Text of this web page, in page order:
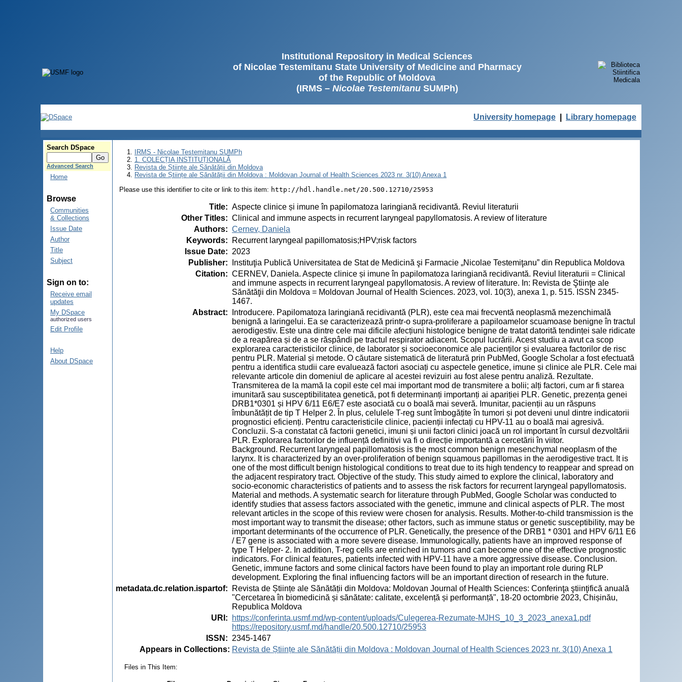
Institutional Repository in Medical Sciences
of Nicolae Testemitanu State University of Medicine and Pharmacy
of the Republic of Moldova
(IRMS – Nicolae TestemitanuSUMPh)
University homepage Library homepage
Search DSpace
Advanced Search
Home
Browse
Communities
& Collections
Issue Date
Author
Title
Subject
Sign on to:
Receive email
updates
My DSpace
authorized users
Edit Profile
Help
About DSpace
IRMS - Nicolae Testemitanu SUMPh
1. COLECȚIA INSTITUȚIONALĂ
Revista de Științe ale Sănătății din Moldova
Revista de Științe ale Sănătății din Moldova : Moldovan Journal of Health Sciences 2023 nr. 3(10) Anexa 1
Please use this identifier to cite or link to this item: http://hdl.handle.net/20.500.12710/25953
Title: Aspecte clinice și imune în papilomatoza laringiană recidivantă. Reviul literaturii
Other Titles: Clinical and immune aspects in recurrent laryngeal papyllomatosis. A review of literature
Authors: Cernev, Daniela
Keywords:
Recurrent laryngeal papillomatosis;HPV;risk factors
Issue Date: 2023
Publisher:
Instituţia Publică Universitatea de Stat de Medicină şi Farmacie „Nicolae Testemiţanu” din Republica Moldova
Citation: CERNEV, Daniela. Aspecte clinice și imune în papilomatoza laringiană recidivantă. Reviul literaturii = Clinical
and immune aspects in recurrent laryngeal papyllomatosis. A review of literature. In: Revista de Ştiinţe ale
Sănătăţii din Moldova = Moldovan Journal of Health Sciences. 2023, vol. 10(3), anexa 1, p. 515. ISSN 2345-
1467.
Abstract:
Introducere. Papilomatoza laringiană recidivantă (PLR), este cea mai frecventă neoplasmă mezenchimală
benignă a laringelui. Ea se caracterizează printr-o supra-proliferare a papiloamelor scuamoase benigne în tractul
aerodigestiv. Este una dintre cele mai dificile afecțiuni histologice benigne de tratat datorită tendinței sale ridicate
de a reapărea și de a se răspândi pe tractul respirator adiacent. Scopul lucrării. Acest studiu a avut ca scop
explorarea caracteristicilor clinice, de laborator și socioeconomice ale pacienților și evaluarea factorilor de risc
pentru PLR. Material și metode. O căutare sistematică de literatură prin PubMed, Google Scholar a fost efectuată
pentru a identifica studii care evaluează factori asociați cu aspectele genetice, imune și clinice ale PLR. Cele mai
relevante articole din domeniul de aplicare al acestei revizuiri au fost alese pentru analiză. Rezultate.
Transmiterea de la mamă la copil este cel mai important mod de transmitere a bolii; alți factori, cum ar fi starea
imunitară sau susceptibilitatea genetică, pot fi determinanți importanți ai apariției PLR. Genetic, prezența genei
DRB1*0301 și HPV 6/11 E6/E7 este asociată cu o boală mai severă. Imunitar, pacienții au un răspuns
îmbunătățit de tip T Helper 2. În plus, celulele T-reg sunt îmbogățite în tumori și pot deveni unul dintre indicatorii
prognostici eficienți. Pentru caracteristicile clinice, pacienții infectați cu HPV-11 au o boală mai agresivă.
Concluzii. S-a constatat că factorii genetici, imuni și unii factori clinici joacă un rol important în cursul dezvoltării
PLR. Explorarea factorilor de influență definitivi va fi o direcție importantă a cercetării în viitor.
Background. Recurrent laryngeal papillomatosis is the most common benign mesenchymal neoplasm of the
larynx. It is characterized by an over-proliferation of benign squamous papillomas in the aerodigestive tract. It is
one of the most difficult benign histological conditions to treat due to its high tendency to reappear and spread on
the adjacent respiratory tract. Objective of the study. This study aimed to explore the clinical, laboratory and
socio-economic characteristics of patients and to assess the risk factors for recurrent laryngeal papyllomatosis.
Material and methods. A systematic search for literature through PubMed, Google Scholar was conducted to
identify studies that assess factors associated with the genetic, immune and clinical aspects of PLR. The most
relevant articles in the scope of this review were chosen for analysis. Results. Mother-to-child transmission is the
most important way to transmit the disease; other factors, such as immune status or genetic susceptibility, may be
important determinants of the occurrence of PLR. Genetically, the presence of the DRB1 * 0301 and HPV 6/11 E6
/ E7 gene is associated with a more severe disease. Immunologically, patients have an improved response of
type T Helper- 2. In addition, T-reg cells are enriched in tumors and can become one of the effective prognostic
indicators. For clinical features, patients infected with HPV-11 have a more aggressive disease. Conclusion.
Genetic, immune factors and some clinical factors have been found to play an important role during RLP
development. Exploring the final influencing factors will be an important direction of research in the future.
metadata.dc.relation.ispartof:
Revista de Științe ale Sănătății din Moldova: Moldovan Journal of Health Sciences: Conferinţa ştiinţifică anuală
"Cercetarea în biomedicină și sănătate: calitate, excelență și performanță", 18-20 octombrie 2023, Chișinău,
Republica Moldova
URI :
https://conferinta.usmf.md/wp-content/uploads/Culegerea-Rezumate-MJHS_10_3_2023_anexa1.pdf
https://repository.usmf.md/handle/20.500.12710/25953
ISSN : 2345-1467
Appears in Collections: Revista de Științe ale Sănătății din Moldova : Moldovan Journal of Health Sciences 2023 nr. 3(10) Anexa 1
Files in This Item: